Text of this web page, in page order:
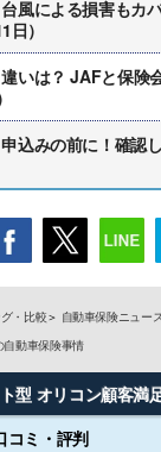
台風による損害もカ
）
違いは？ JAFと保険
込みの前に！確認
・比較
自動車保険ニュー
動車保険事情
型 オリコン顧客満
コミ・評判